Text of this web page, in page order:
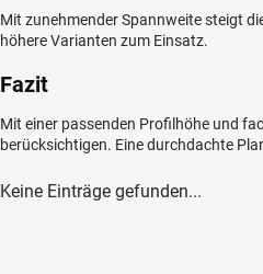
Mit zunehmender Spannweite steigt
höhere Varianten zum Einsatz.
Fazit
Mit einer passenden Profilhöhe und
berücksichtigen. Eine durchdachte
Keine Einträge gefunden...